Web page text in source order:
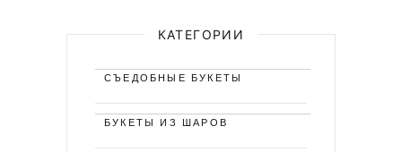
КАТЕГОРИИ
СЪЕДОБНЫЕ БУКЕТЫ
БУКЕТЫ ИЗ ШАРОВ